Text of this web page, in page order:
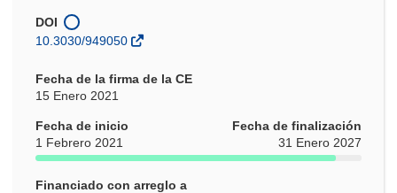
una
ventana)
DOI
10.3030/949050
Fecha de la firma de la CE
15 Enero 2021
Fecha de inicio
1 Febrero 2021
Fecha de finalización
31 Enero 2027
Financiado con arreglo a